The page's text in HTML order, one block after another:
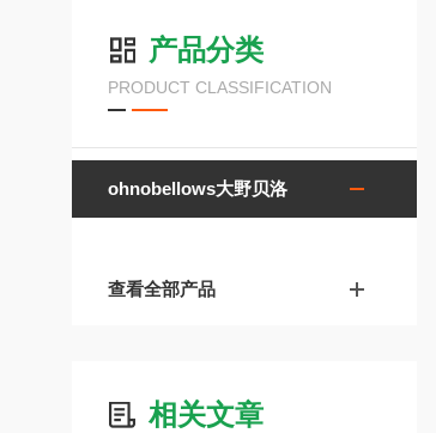
产品分类
PRODUCT CLASSIFICATION
ohnobellows大野贝洛
查看全部产品
相关文章